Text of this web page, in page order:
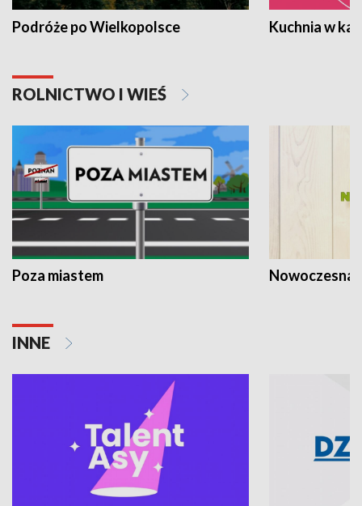
Podróże po Wielkopolsce Kuchnia w
ROLNICTWO I WIEŚ
Poza miastem Nowoczesna
INNE